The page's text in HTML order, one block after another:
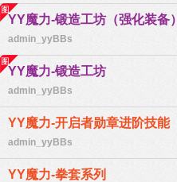
YY魔力-锻造工坊（强化装备）
admin_yyBBs
YY魔力-锻造工坊
admin_yyBBs
YY魔力-开启者勋章进阶技能
admin_yyBBs
YY魔力-拳套系列